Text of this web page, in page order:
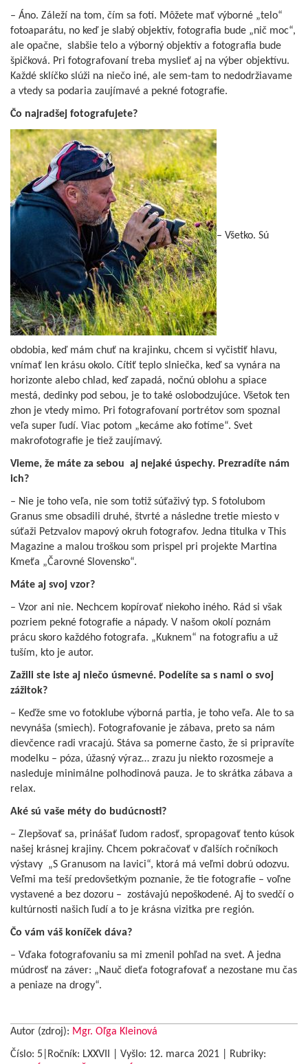
– Áno. Záleží na tom, čím sa fotí. Môžete mať výborné „telo“
fotoaparátu, no keď je slabý objektív, fotografia bude „nič moc“,
ale opačne, slabšie telo a výborný objektív a fotografia bude
špičková. Pri fotografovaní treba myslieť aj na výber objektívu.
Každé sklíčko slúži na niečo iné, ale sem-tam to nedodržiavame
a vtedy sa podaria zaujímavé a pekné fotografie.
Čo najradšej fotografujete?
– Všetko. Sú
obdobia, keď mám chuť na krajinku, chcem si vyčistiť hlavu,
vnímať len krásu okolo. Cítiť teplo slniečka, keď sa vynára na
horizonte alebo chlad, keď zapadá, nočnú oblohu a spiace
mestá, dedinky pod sebou, je to také oslobodzujúce. Všetok ten
zhon je vtedy mimo. Pri fotografovaní portrétov som spoznal
veľa super ľudí. Viac potom „kecáme ako fotíme“. Svet
makrofotografie je tiež zaujímavý.
Vieme, že máte za sebou aj nejaké úspechy. Prezradíte nám
ich?
– Nie je toho veľa, nie som totiž súťaživý typ. S fotolubom
Granus sme obsadili druhé, štvrté a následne tretie miesto v
súťaži Petzvalov mapový okruh fotografov. Jedna titulka v This
Magazine a malou troškou som prispel pri projekte Martina
Kmeťa „Čarovné Slovensko“.
Máte aj svoj vzor?
– Vzor ani nie. Nechcem kopírovať niekoho iného. Rád si však
pozriem pekné fotografie a nápady. V našom okolí poznám
prácu skoro každého fotografa. „Kuknem“ na fotografiu a už
tuším, kto je autor.
Zažili ste iste aj niečo úsmevné. Podelíte sa s nami o svoj
zážitok?
– Keďže sme vo fotoklube výborná partia, je toho veľa. Ale to sa
nevynáša (smiech). Fotografovanie je zábava, preto sa nám
dievčence radi vracajú. Stáva sa pomerne často, že si pripravíte
modelku – póza, úžasný výraz… zrazu ju niekto rozosmeje a
nasleduje minimálne polhodinová pauza. Je to skrátka zábava a
relax.
Aké sú vaše méty do budúcnosti?
– Zlepšovať sa, prinášať ľudom radosť, spropagovať tento kúsok
našej krásnej krajiny. Chcem pokračovať v ďalších ročníkoch
výstavy „S Granusom na lavici“, ktorá má veľmi dobrú odozvu.
Veľmi ma teší predovšetkým poznanie, že tie fotografie – voľne
vystavené a bez dozoru – zostávajú nepoškodené. Aj to svedčí o
kultúrnosti našich ľudí a to je krásna vizitka pre región.
Čo vám váš koníček dáva?
– Vďaka fotografovaniu sa mi zmenil pohľad na svet. A jedna
múdrosť na záver: „Nauč dieťa fotografovať a nezostane mu čas
a peniaze na drogy“.
Autor (zdroj): Mgr. Oľga Kleinová
Číslo: 5|Ročník: LXXVII | Vyšlo: 12. marca 2021 Rubriky: